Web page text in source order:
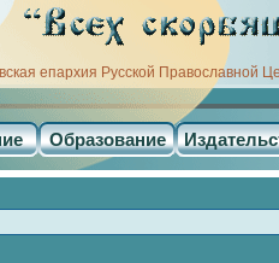
епархия Русской Православной
Образование